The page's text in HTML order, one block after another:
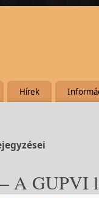
Hírek
A GUPVI